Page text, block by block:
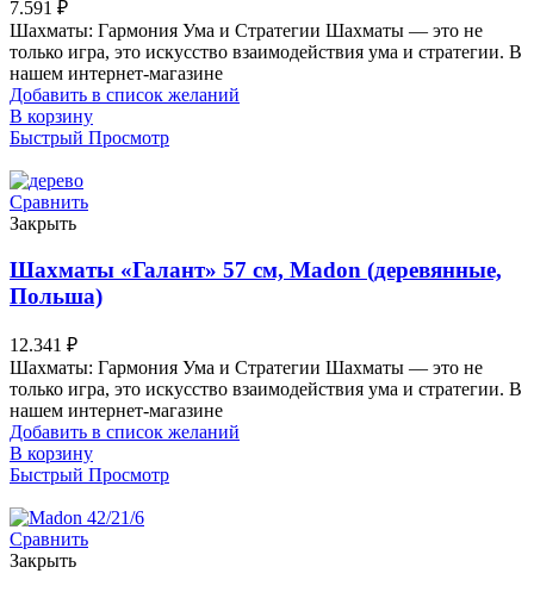
7.591 ₽
Шахматы: Гармония Ума и Стратегии Шахматы — это не
только игра, это искусство взаимодействия ума и стратегии. В
нашем интернет-магазине
Добавить в список желаний
В корзину
Быстрый Просмотр
Сравнить
Закрыть
Шахматы «Галант» 57 см, Madon (деревянные,
Польша)
12.341 ₽
Шахматы: Гармония Ума и Стратегии Шахматы — это не
только игра, это искусство взаимодействия ума и стратегии. В
нашем интернет-магазине
Добавить в список желаний
В корзину
Быстрый Просмотр
Сравнить
Закрыть